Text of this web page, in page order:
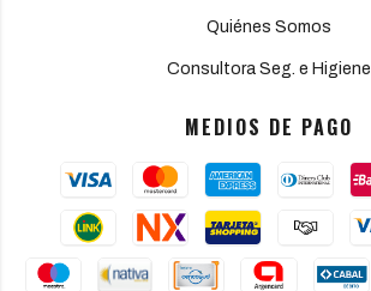
Quiénes Somos
Consultora Seg. e Higiene
MEDIOS DE PAGO